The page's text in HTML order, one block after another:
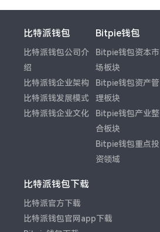
比特派钱包
比特派钱包公司介
绍
比特派钱企业架构
比特派钱发展模式
比特派钱企业文化
Bitpie钱包
Bitpie钱包资本市
场板块
Bitpie钱包资产管
理板块
Bitpie钱包产业整
合板块
Bitpie钱包重点投
资领域
比特派钱包下载
比特派官方下载
比特派钱包官网app下载